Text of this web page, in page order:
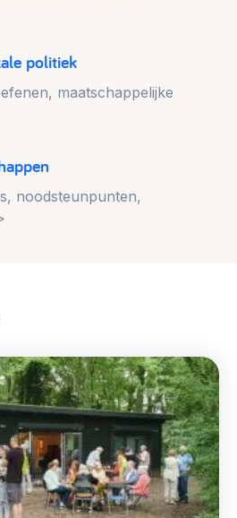
politiek
maatschappelijke
noodsteunpunten,